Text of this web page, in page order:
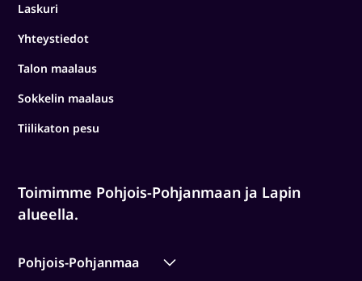
Laskuri
Yhteystiedot
Talon maalaus
Sokkelin maalaus
Tiilikaton pesu
Toimimme Pohjois-Pohjanmaan ja Lapin
alueella.
Pohjois-Pohjanmaa